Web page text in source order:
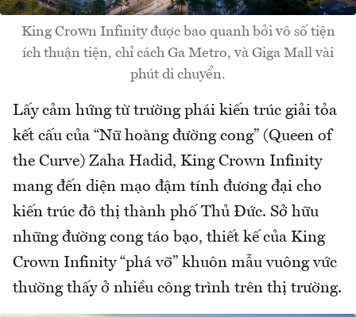
King Crown Infinity được bao quanh bởi vô số tiện
ích thuận tiện, chỉ cách Ga Metro, và Giga Mall vài
phút di chuyển.
Lấy cảm hứng từ trường phái kiến trúc giải tỏa
kết cấu của “Nữ hoàng đường cong” (Queen of
the Curve) Zaha Hadid, King Crown Infinity
mang đến diện mạo đậm tính đương đại cho
kiến trúc đô thị thành phố Thủ Đức. Sở hữu
những đường cong táo bạo, thiết kế của King
Crown Infinity “phá vỡ” khuôn mẫu vuông vức
thường thấy ở nhiều công trình trên thị trường.